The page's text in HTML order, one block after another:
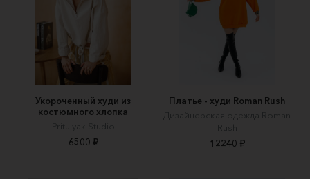
Укороченный худи из
костюмного хлопка
Pritulyak Studio
6500 ₽
Платье - худи Roman Rush
Дизайнерская одежда Roman
Rush
12240 ₽